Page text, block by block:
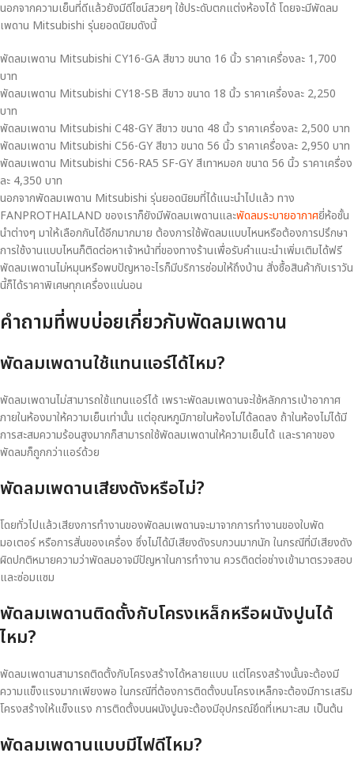
นอกจากความเย็นที่ดีแล้วยังมีดีไซน์สวยๆ ใช้ประดับตกแต่งห้องได้ โดยจะมีพัดลม
เพดาน Mitsubishi รุ่นยอดนิยมดังนี้
พัดลมเพดาน Mitsubishi CY16-GA สีขาว ขนาด 16 นิ้ว ราคาเครื่องละ 1,700
บาท
พัดลมเพดาน Mitsubishi CY18-SB สีขาว ขนาด 18 นิ้ว ราคาเครื่องละ 2,250
บาท
พัดลมเพดาน Mitsubishi C48-GY สีขาว ขนาด 48 นิ้ว ราคาเครื่องละ 2,500 บาท
พัดลมเพดาน Mitsubishi C56-GY สีขาว ขนาด 56 นิ้ว ราคาเครื่องละ 2,950 บาท
พัดลมเพดาน Mitsubishi C56-RA5 SF-GY สีเทาหมอก ขนาด 56 นิ้ว ราคาเครื่อง
ละ 4,350 บาท
นอกจากพัดลมเพดาน Mitsubishi รุ่นยอดนิยมที่ได้แนะนำไปแล้ว ทาง
FANPROTHAILAND ของเราก็ยังมีพัดลมเพดานและพัดลมระบายอากาศยี่ห้อชั้น
นำต่างๆ มาให้เลือกกันได้อีกมากมาย ต้องการใช้พัดลมแบบไหนหรือต้องการปรึกษา
การใช้งานแบบไหนก็ติดต่อหาเจ้าหน้าที่ของทางร้านเพื่อรับคำแนะนำเพิ่มเติมได้ฟรี
พัดลมเพดานไม่หมุนหรือพบปัญหาอะไรก็มีบริการซ่อมให้ถึงบ้าน สั่งซื้อสินค้ากับเราวัน
นี้ก็ได้ราคาพิเศษทุกเครื่องแน่นอน
คำถามที่พบบ่อยเกี่ยวกับพัดลมเพดาน
พัดลมเพดานใช้แทนแอร์ได้ไหม?
พัดลมเพดานไม่สามารถใช้แทนแอร์ได้ เพราะพัดลมเพดานจะใช้หลักการเป่าอากาศ
ภายในห้องมาให้ความเย็นเท่านั้น แต่อุณหภูมิภายในห้องไม่ได้ลดลง ถ้าในห้องไม่ได้มี
การสะสมความร้อนสูงมากก็สามารถใช้พัดลมเพดานให้ความเย็นได้ และราคาของ
พัดลมก็ถูกกว่าแอร์ด้วย
พัดลมเพดานเสียงดังหรือไม่?
โดยทั่วไปแล้วเสียงการทำงานของพัดลมเพดานจะมาจากการทำงานของใบพัด
มอเตอร์ หรือการสั่นของเครื่อง ซึ่งไม่ได้มีเสียงดังรบกวนมากนัก ในกรณีที่มีเสียงดัง
ผิดปกติหมายความว่าพัดลมอาจมีปัญหาในการทำงาน ควรติดต่อช่างเข้ามาตรวจสอบ
และซ่อมแซม
พัดลมเพดานติดตั้งกับโครงเหล็กหรือผนังปูนได้
ไหม?
พัดลมเพดานสามารถติดตั้งกับโครงสร้างได้หลายแบบ แต่โครงสร้างนั้นจะต้องมี
ความแข็งแรงมากเพียงพอ ในกรณีที่ต้องการติดตั้งบนโครงเหล็กจะต้องมีการเสริม
โครงสร้างให้แข็งแรง การติดตั้งบนผนังปูนจะต้องมีอุปกรณ์ยึดที่เหมาะสม เป็นต้น
พัดลมเพดานแบบมีไฟดีไหม?